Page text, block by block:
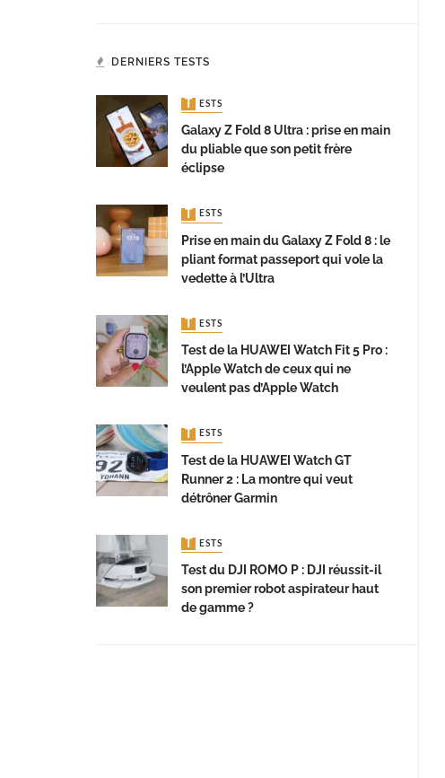
DERNIERS TESTS
TESTS
Galaxy Z Fold 8 Ultra : prise en main
du pliable que son petit frère
éclipse
TESTS
Prise en main du Galaxy Z Fold 8 : le
pliant format passeport qui vole la
vedette à l’Ultra
TESTS
Test de la HUAWEI Watch Fit 5 Pro :
l’Apple Watch de ceux qui ne
veulent pas d’Apple Watch
TESTS
Test de la HUAWEI Watch GT
Runner 2 : La montre qui veut
détrôner Garmin
TESTS
Test du DJI ROMO P : DJI réussit-il
son premier robot aspirateur haut
de gamme ?